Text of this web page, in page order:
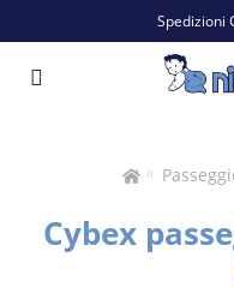
Spedizioni
Cybex